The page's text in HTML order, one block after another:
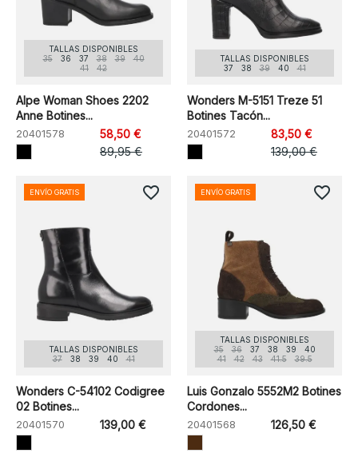
TALLAS DISPONIBLES
35
36 37 38 39
40
41
42
Alpe Woman Shoes 2202
Anne Botines...
20401578
58,50 €
89,95 €
TALLAS DISPONIBLES
37
38 39 40 41
Wonders M-5151 Treze 51
Botines Tacón...
20401572
83,50 €
139,00 €
TALLAS DISPONIBLES
37
38 39 40 41
Wonders C-54102 Codigree
02 Botines...
20401570 139,00 €
ENVÍO GRATIS favorite_border
TALLAS DISPONIBLES
35
36 37 38 39
40
41
42 43 41.5 39.5
Luis Gonzalo 5552M2 Botines
Cordones...
20401568 126,50 €
ENVÍO GRATIS favorite_border